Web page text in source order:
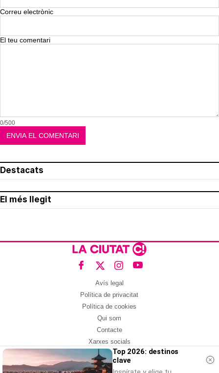
Correu electrònic
El teu comentari
0/500
Destacats
El més llegit
Avís legal
Política de privacitat
Política de cookies
Qui som
Contacte
Xarxes socials
Amb col·laboració de:
Top 2026: destinos
clave